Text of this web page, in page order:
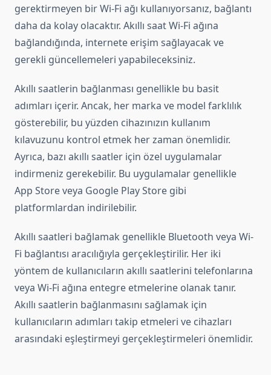
gerektirmeyen bir Wi-Fi ağı kullanıyorsanız, bağlantı
daha da kolay olacaktır. Akıllı saat Wi-Fi ağına
bağlandığında, internete erişim sağlayacak ve
gerekli güncellemeleri yapabileceksiniz.
Akıllı saatlerin bağlanması genellikle bu basit
adımları içerir. Ancak, her marka ve model farklılık
gösterebilir, bu yüzden cihazınızın kullanım
kılavuzunu kontrol etmek her zaman önemlidir.
Ayrıca, bazı akıllı saatler için özel uygulamalar
indirmeniz gerekebilir. Bu uygulamalar genellikle
App Store veya Google Play Store gibi
platformlardan indirilebilir.
Akıllı saatleri bağlamak genellikle Bluetooth veya Wi-
Fi bağlantısı aracılığıyla gerçekleştirilir. Her iki
yöntem de kullanıcıların akıllı saatlerini telefonlarına
veya Wi-Fi ağına entegre etmelerine olanak tanır.
Akıllı saatlerin bağlanmasını sağlamak için
kullanıcıların adımları takip etmeleri ve cihazları
arasındaki eşleştirmeyi gerçekleştirmeleri önemlidir.